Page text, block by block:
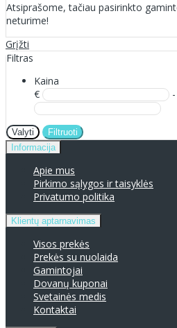
Atsiprašome, tačiau pasirinkto
neturime!
Grįžti
Filtras
Kaina
€
Valyti
Filtruoti
Informacija
Apie mus
Pirkimo sąlygos ir taisyklės
Privatumo politika
Klientų aptarnavimas
Visos prekės
Prekės su nuolaida
Gamintojai
Dovanų kuponai
Svetainės medis
Kontaktai